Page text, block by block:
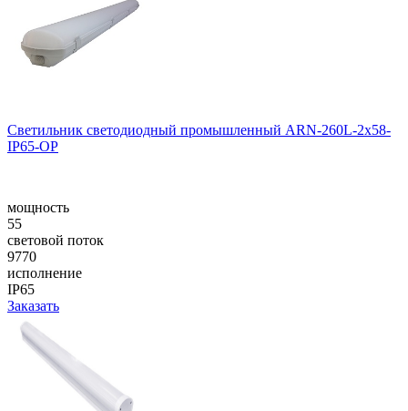
Светильник светодиодный промышленный ARN-260L-2x58-
IP65-OP
мощность
55
световой поток
9770
исполнение
IP65
Заказать